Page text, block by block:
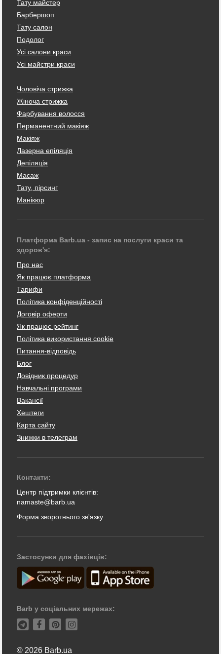
Тату майстер
Барбершоп
Тату салон
Подолог
Усі салони краси
Усі майстри краси
Чоловіча стрижка
Жіноча стрижка
Фарбування волосся
Перманентний макіяж
Макіяж
Лазерна епіляція
Депіляція
Масаж
Тату, пірсинг
Манікюр
Платформа Barb.ua - запис на послуги краси та
здоров'я:
Про нас
Як працює платформа
Тарифи
Політика конфіденційності
Договір оферти
Як працює рейтинг
Політика використання cookie
Питання-відповідь
Блог
Довідник процедур
Навчальні програми
Вакансії
Хештеги
Карта сайту
Знижки в телеграм
Контакти:
Центр підтримки клієнтів:
namaste@barb.ua
Форма зворотнього зв'язку
Застосунки для фахівців:
Barb у соціальних мережах:
© 2026 Barb.ua